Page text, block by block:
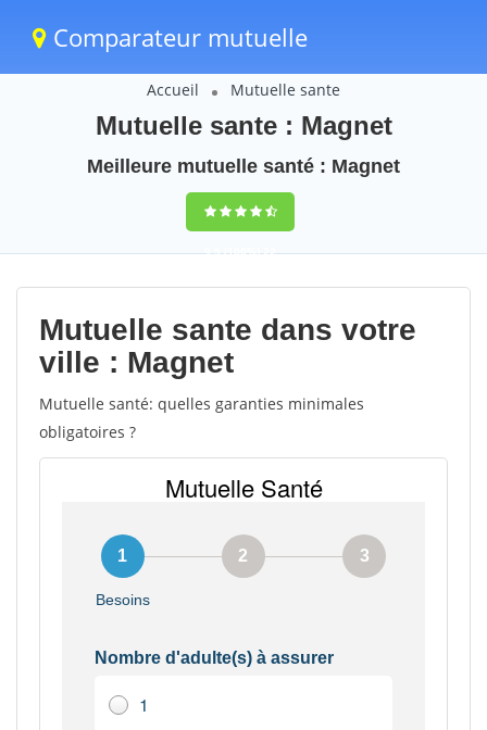
Comparateur mutuelle
Accueil Mutuelle sante
Mutuelle sante : Magnet
Meilleure mutuelle santé : Magnet
9,5(100%)22
votes
Mutuelle sante dans votre
ville : Magnet
Mutuelle santé: quelles garanties minimales
obligatoires ?